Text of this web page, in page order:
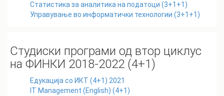
Статистика за аналитика на податоци (3+1+1)
Управување во информатички технологии (3+1+1)
Студиски програми од втор циклус
на ФИНКИ 2018-2022 (4+1)
Eдукација со ИКТ (4+1) 2021
IT Management (English) (4+1)